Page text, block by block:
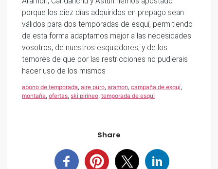
porque los diez días adquiridos en prepago sean
válidos para dos temporadas de esquí, permitiendo
de esta forma adaptarnos mejor a las necesidades
vosotros, de nuestros esquiadores, y de los
temores de que por las restricciones no pudierais
hacer uso de los mismos
abono de temporada, aire puro, aramon, campaña de esquí,
montaña, ofertas, ski pirineo, temporada de esqui
Share